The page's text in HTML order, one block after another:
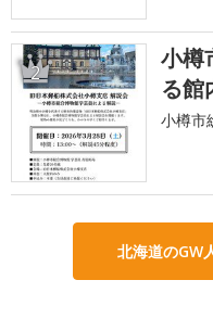
2
小樽
る館
小樽市
北海道のGW